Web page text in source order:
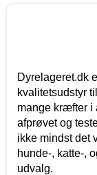
Dyrelageret.dk
kvalitetsudstyr
mange kræfter i
afprøvet og
ikke mindst det
hunde-, katte-,
udvalg.